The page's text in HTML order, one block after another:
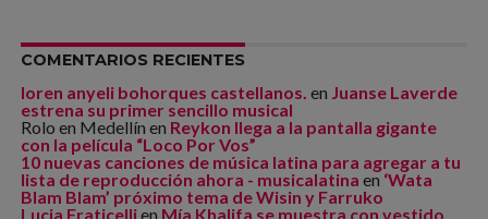
COMENTARIOS RECIENTES
loren anyeli bohorques castellanos. en Juanse Laverde
estrena su primer sencillo musical
Rolo en Medellín en Reykon llega a la pantalla gigante
con la película “Loco Por Vos”
10 nuevas canciones de música latina para agregar a tu
lista de reproducción ahora - musicalatina en ‘Wata
Blam Blam’ próximo tema de Wisin y Farruko
Lucia Fraticellien Mía Khalifa se muestra con vestido